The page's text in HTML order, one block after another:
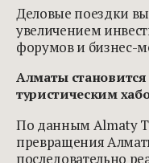
Деловые поездки
увеличением
форумов и бизнес-
Алматы
туристическим
По данным Almaty
превращения
последовательно